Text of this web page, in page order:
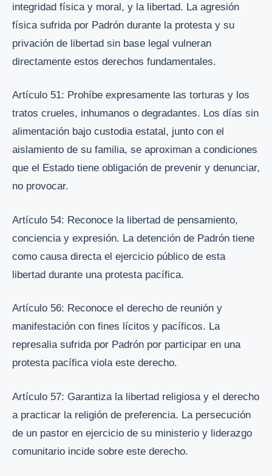
integridad física y moral, y la libertad. La agresión
física sufrida por Padrón durante la protesta y su
privación de libertad sin base legal vulneran
directamente estos derechos fundamentales.
Artículo 51: Prohíbe expresamente las torturas y los
tratos crueles, inhumanos o degradantes. Los días sin
alimentación bajo custodia estatal, junto con el
aislamiento de su familia, se aproximan a condiciones
que el Estado tiene obligación de prevenir y denunciar,
no provocar.
Artículo 54: Reconoce la libertad de pensamiento,
conciencia y expresión. La detención de Padrón tiene
como causa directa el ejercicio público de esta
libertad durante una protesta pacífica.
Artículo 56: Reconoce el derecho de reunión y
manifestación con fines lícitos y pacíficos. La
represalia sufrida por Padrón por participar en una
protesta pacífica viola este derecho.
Artículo 57: Garantiza la libertad religiosa y el derecho
a practicar la religión de preferencia. La persecución
de un pastor en ejercicio de su ministerio y liderazgo
comunitario incide sobre este derecho.